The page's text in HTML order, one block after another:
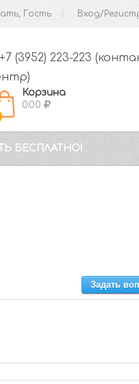
Гость Вход/
(3952) 223-223
Корзина
0.00
БЕСПЛАТНО!
Задать